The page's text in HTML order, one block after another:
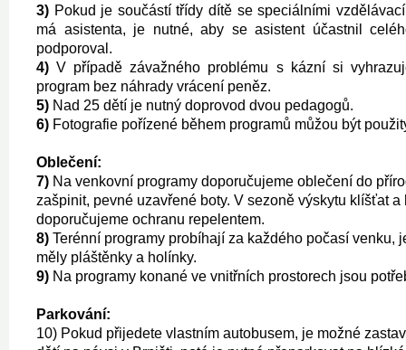
3) Pokud je součástí třídy dítě se speciálními
má asistenta, je nutné, aby se asistent účastnil
podporoval.
4)V případě závažného problému s kázní si
program bez náhrady vrácení peněz.
5) Nad 25 dětí je nutný doprovod dvou pedagogů.
6) Fotografie pořízené během programů můžou být
Oblečení:
7) Na venkovní programy doporučujeme oblečení do
zašpinit, pevné uzavřené boty. V sezoně výskytu klíšťat a
doporučujeme ochranu repelentem.
8) Terénní programy probíhají za každého počasí venku,
měly pláštěnky a holínky.
9) Na programy konané ve vnitřních prostorech jsou
Parkování:
10) Pokud přijedete vlastním autobusem, je možné